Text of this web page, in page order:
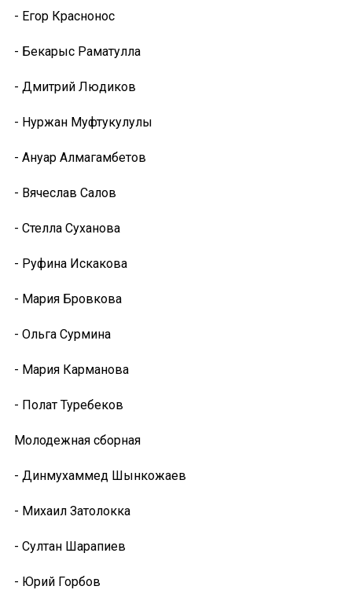
- Егор Краснонос
- Бекарыс Раматулла
- Дмитрий Людиков
- Нуржан Муфтукулулы
- Ануар Алмагамбетов
- Вячеслав Салов
- Стелла Суханова
- Руфина Искакова
- Мария Бровкова
- Ольга Сурмина
- Мария Карманова
- Полат Туребеков
Молодежная сборная
- Динмухаммед Шынкожаев
- Михаил Затолокка
- Султан Шарапиев
- Юрий Горбов